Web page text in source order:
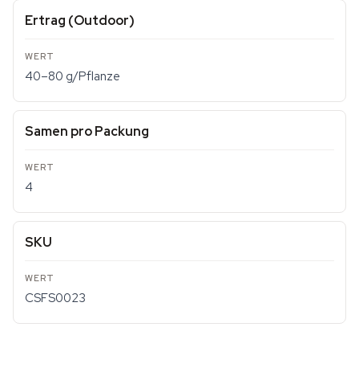
Ertrag (Outdoor)
40–80 g/Pflanze
Samen pro Packung
4
SKU
CSFS0023